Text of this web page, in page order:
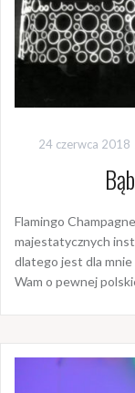
24 czerwca 2018
Flamingo
majestatycznych
dlatego jest dla mnie
Wam o pewnej